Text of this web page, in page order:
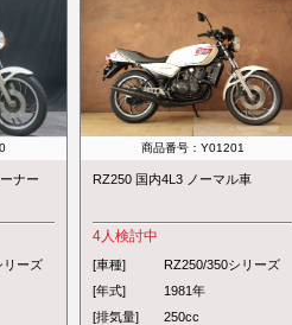
ナー
リーズ
商品番号：Y01201
RZ250 国内4L3 ノーマル車
4人検討中
[車種]
RZ250/350シリーズ
[年式]
1981年
[排気量]
250cc